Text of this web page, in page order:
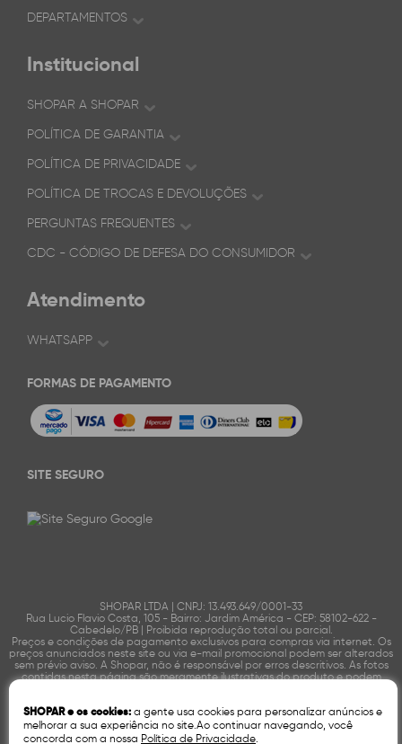
DEPARTAMENTOS
Institucional
SHOPAR A SHOPAR
POLÍTICA DE GARANTIA
POLÍTICA DE PRIVACIDADE
POLÍTICA DE TROCAS E DEVOLUÇÕES
PERGUNTAS FREQUENTES
CDC - CÓDIGO DE DEFESA DO CONSUMIDOR
Atendimento
WHATSAPP
FORMAS DE PAGAMENTO
SITE SEGURO
SHOPAR LTDA | CNPJ: 13.493.649/0001-33
Rua Lucio Flavio Costa, 105 - Bairro: Jardim América - CEP: 58102-622 -
Cabedelo/PB | Proibida reprodução total ou parcial.
Preços e condições de pagamento exclusivos para compras via internet. Os
preços anunciados neste site ou via e-mail promocional podem ser alterados
sem prévio aviso. A Shopar, não é responsável por erros descritivos. As fotos
contidas nesta página são meramente ilustrativas do produto e podem
variar de acordo com o fornecedor/lote do fabricante. Ofertas válidas até o
dados.
SHOPAR e os cookies: a gente usa cookies para personalizar anúncios e
melhorar a sua experiência no site.Ao continuar navegando, você
concorda com a nossa Política de Privacidade.